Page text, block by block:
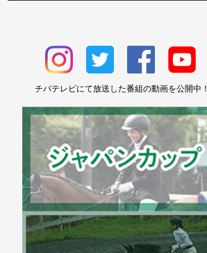
チバテレビにて放送した番組の動画を公開中！